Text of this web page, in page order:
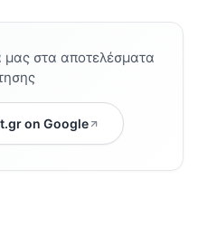
μας στα αποτελέσματα
on Google